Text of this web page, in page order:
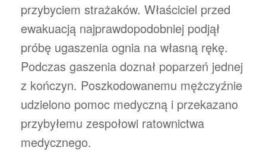
przybyciem strażaków. Właściciel przed
ewakuacją najprawdopodobniej podjął
próbę ugaszenia ognia na własną rękę.
Podczas gaszenia doznał poparzeń jednej
z kończyn. Poszkodowanemu mężczyźnie
udzielono pomoc medyczną i przekazano
przybyłemu zespołowi ratownictwa
medycznego.